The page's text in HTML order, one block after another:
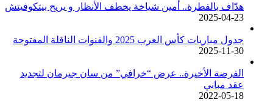
هدّاف بالفطرة.. أمين شياخة يخطف الأنظار و يريح بيتكوفيتش
2025-04-23
جدول مباريات كأس العرب 2025 والقنوات الناقلة المفتوحة
2025-11-30
الفرصة الأخيرة.. عرض “خرافي” من سان جيرمان لتجديد
عقد مبابي
2022-05-18